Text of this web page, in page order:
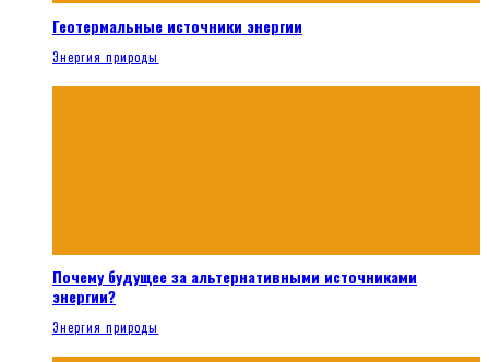
Геотермальные источники энергии
Энергия природы
Почему будущее за альтернативными источниками
энергии?
Энергия природы